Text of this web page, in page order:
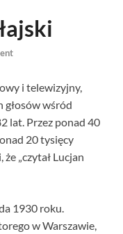
i telewizyjny,
głosów wśród
lat. Przez ponad 40
20 tysięcy
„czytał Lucjan
1930 roku.
w Warszawie,